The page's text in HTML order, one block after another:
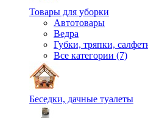
Товары для уборки
Автотовары
Ведра
Губки, тряпки,
Все категории (7)
Беседки, дачные туалеты